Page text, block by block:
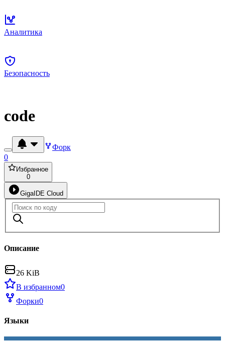
Аналитика
Безопасность
code
Форк
0
Избранное
0
GigaIDE Cloud
Описание
26 KiB
В избранном0
Форки0
Языки